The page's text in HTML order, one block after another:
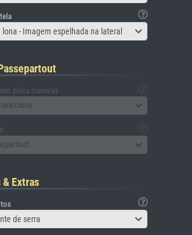
lona - Imagem espelhada na lateral
placa traseira)
Extras
de serra